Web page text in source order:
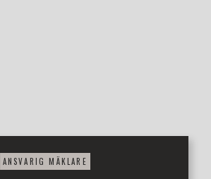
ANSVARIG MÄKLARE